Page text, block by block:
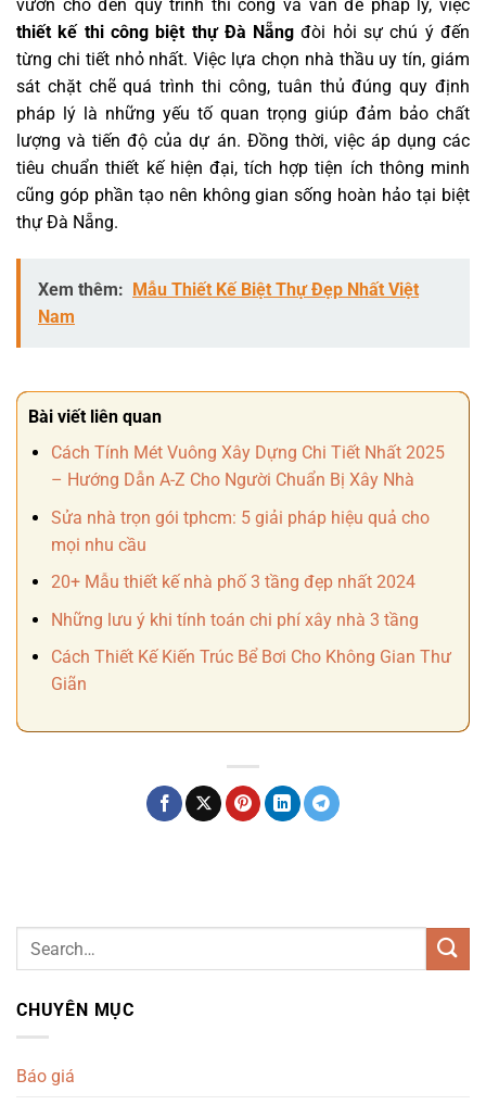
vườn cho đến quy trình thi công và vấn đề pháp lý, việc
thiết kế thi công biệt thự Đà Nẵng đòi hỏi sự chú ý đến
từng chi tiết nhỏ nhất. Việc lựa chọn nhà thầu uy tín, giám
sát chặt chẽ quá trình thi công, tuân thủ đúng quy định
pháp lý là những yếu tố quan trọng giúp đảm bảo chất
lượng và tiến độ của dự án. Đồng thời, việc áp dụng các
tiêu chuẩn thiết kế hiện đại, tích hợp tiện ích thông minh
cũng góp phần tạo nên không gian sống hoàn hảo tại biệt
thự Đà Nẵng.
Xem thêm: Mẫu Thiết Kế Biệt Thự Đẹp Nhất Việt
Nam
Bài viết liên quan
Cách Tính Mét Vuông Xây Dựng Chi Tiết Nhất 2025
– Hướng Dẫn A-Z Cho Người Chuẩn Bị Xây Nhà
Sửa nhà trọn gói tphcm: 5 giải pháp hiệu quả cho
mọi nhu cầu
20+ Mẫu thiết kế nhà phố 3 tầng đẹp nhất 2024
Những lưu ý khi tính toán chi phí xây nhà 3 tầng
Cách Thiết Kế Kiến Trúc Bể Bơi Cho Không Gian Thư
Giãn
CHUYÊN MỤC
Báo giá